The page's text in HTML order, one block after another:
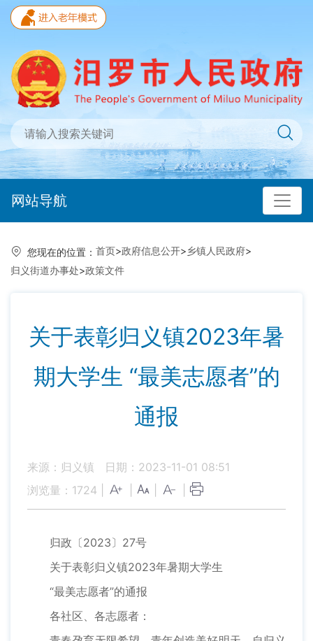
网站导航
您现在的位置： 首页>政府信息公开>乡镇人民政府>
归义街道办事处>政策文件
关于表彰归义镇2023年暑
期大学生 “最美志愿者”的
通报
来源：归义镇
日期：2023-11-01 08:51
浏览量： 1724
归政〔2023〕27号
关于表彰归义镇2023年暑期大学生
“最美志愿者”的通报
各社区、各志愿者：